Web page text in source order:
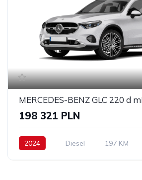
198 321 PLN
2024 Diesel 197 KM